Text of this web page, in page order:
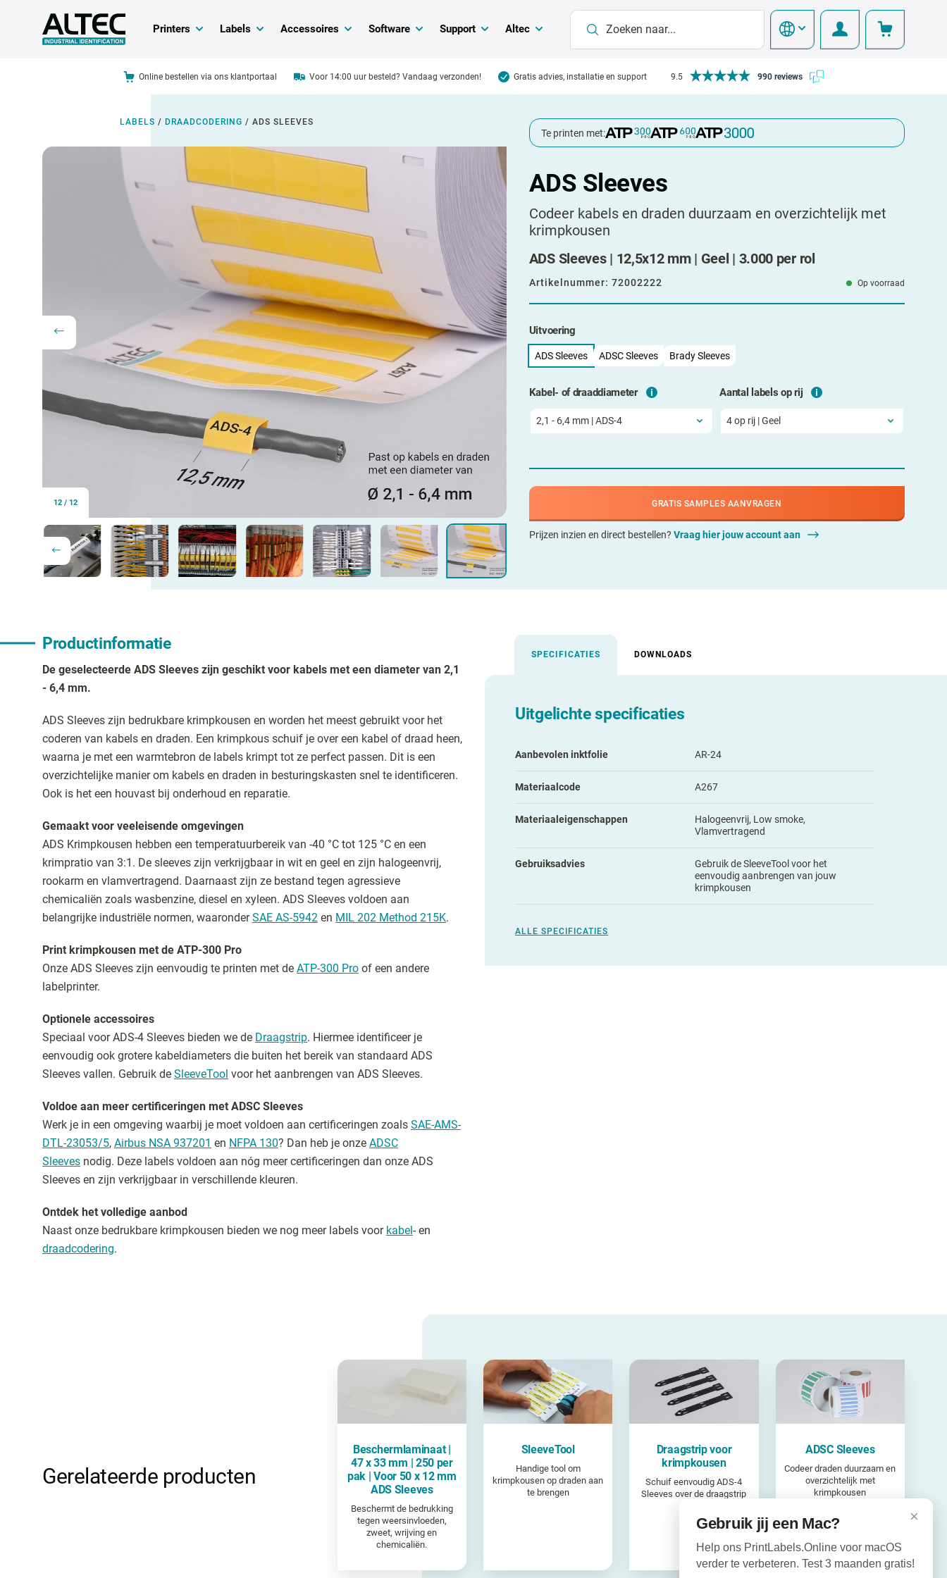
Printers Labels Accessoires Software Support Altec
Online bestellen via ons klantportaal Voor 14:00 uur besteld? Vandaag verzonden! Gratis advies, installatie en support 9.5 990 reviews
LABELS / DRAADCODERING / ADS SLEEVES
12 / 12
Te printen met:
ADS Sleeves
Codeer kabels en draden duurzaam en overzichtelijk met
krimpkousen
ADS Sleeves | 12,5x12 mm | Geel | 3.000 per rol
Artikelnummer: 72002222 Op voorraad
Uitvoering
ADS Sleeves ADSC Sleeves Brady Sleeves
Kabel- of draaddiameter Aantal labels op rij
GRATIS SAMPLES AANVRAGEN
Prijzen inzien en direct bestellen? Vraag hier jouw account aan
Productinformatie
De geselecteerde ADS Sleeves zijn geschikt voor kabels met een diameter van 2,1
- 6,4 mm.
ADS Sleeves zijn bedrukbare krimpkousen en worden het meest gebruikt voor het
coderen van kabels en draden. Een krimpkous schuif je over een kabel of draad heen,
waarna je met een warmtebron de labels krimpt tot ze perfect passen. Dit is een
overzichtelijke manier om kabels en draden in besturingskasten snel te identificeren.
Ook is het een houvast bij onderhoud en reparatie.
Gemaakt voor veeleisende omgevingen
ADS Krimpkousen hebben een temperatuurbereik van -40 °C tot 125 °C en een
krimpratio van 3:1. De sleeves zijn verkrijgbaar in wit en geel en zijn halogeenvrij,
rookarm en vlamvertragend. Daarnaast zijn ze bestand tegen agressieve
chemicaliën zoals wasbenzine, diesel en xyleen. ADS Sleeves voldoen aan
belangrijke industriële normen, waaronderSAE AS-5942 en MIL 202 Method 215K.
Print krimpkousen met de ATP-300 Pro
Onze ADS Sleeves zijn eenvoudig te printen met de ATP-300 Pro of een andere
labelprinter.
Optionele accessoires
Speciaal voor ADS-4 Sleeves bieden we de Draagstrip. Hiermee identificeer je
eenvoudig ook grotere kabeldiameters die buiten het bereik van standaard ADS
Sleeves vallen. Gebruik de SleeveTool voor het aanbrengen van ADS Sleeves.
Voldoe aan meer certificeringen met ADSC Sleeves
Werk je in een omgeving waarbij je moet voldoen aan certificeringen zoals SAE-AMS-
DTL-23053/5, Airbus NSA 937201 en NFPA 130? Dan heb je onze ADSC
Sleeves nodig. Deze labels voldoen aan nóg meer certificeringen dan onze ADS
Sleeves en zijn verkrijgbaar in verschillende kleuren.
Ontdek het volledige aanbod
Naast onze bedrukbare krimpkousen bieden we nog meer labels voor kabel - en
draadcodering.
SPECIFICATIES DOWNLOADS
Uitgelichte specificaties
Aanbevolen inktfolie AR-24
Materiaalcode A267
Materiaaleigenschappen
Halogeenvrij, Low smoke,
Vlamvertragend
Gebruiksadvies
Gebruik de SleeveTool voor het
eenvoudig aanbrengen van jouw
krimpkousen
ALLE SPECIFICATIES
Gerelateerde producten
Beschermlaminaat |
47 x 33 mm | 250 per
pak | Voor 50 x 12 mm
ADS Sleeves
Beschermt de bedrukking
tegen weersinvloeden,
zweet, wrijving en
chemicaliën.
SleeveTool
Handige tool om
krimpkousen op draden aan
te brengen
Draagstrip voor
krimpkousen
Schuif eenvoudig ADS-4
Sleeves over de draagstrip
ADSC Sleeves
Codeer draden duurzaam en
overzichtelijk met
krimpkousen
×
Gebruik jij een Mac?
Help ons PrintLabels.Online voor macOS
verder te verbeteren. Test 3 maanden gratis!